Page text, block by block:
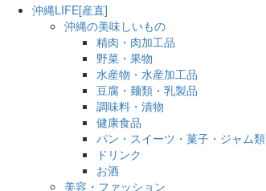
沖縄LIFE[産直]
沖縄の美味しいもの
精肉・肉加工品
野菜・果物
水産物・水産加工品
豆腐・麺類・乳製品
調味料・漬物
健康食品
パン・スイーツ・菓子・ジャム類
ドリンク
お酒
美容・ファッション